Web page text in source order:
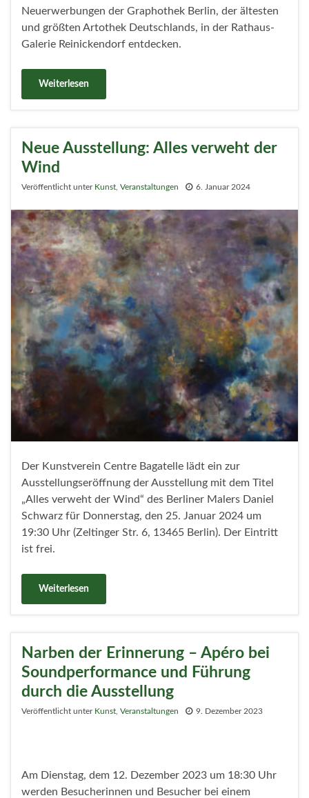
Neuerwerbungen der Graphothek Berlin, der ältesten
und größten Artothek Deutschlands, in der Rathaus-
Galerie Reinickendorf entdecken.
Weiterlesen
Neue Ausstellung: Alles verweht der
Wind
Veröffentlicht unter Kunst Veranstaltungen 6. Januar 2024
Der Kunstverein Centre Bagatelle lädt ein zur
Ausstellungseröffnung der Ausstellung mit dem Titel
„Alles verweht der Wind“ des Berliner Malers Daniel
Schwarz für Donnerstag, den 25. Januar 2024 um
19:30 Uhr (Zeltinger Str. 6, 13465 Berlin). Der Eintritt
ist frei.
Weiterlesen
Narben der Erinnerung – Apéro bei
Soundperformance und Führung
durch die Ausstellung
Veröffentlicht unter Kunst Veranstaltungen 9. Dezember 2023
Am Dienstag, dem 12. Dezember 2023 um 18:30 Uhr
werden Besucherinnen und Besucher bei einem